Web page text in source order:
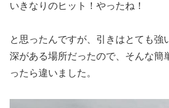
いきなりのヒット！やったね！
と思ったんですが、引きはとても強
深がある場所だったので、そんな簡
ったら違いました。